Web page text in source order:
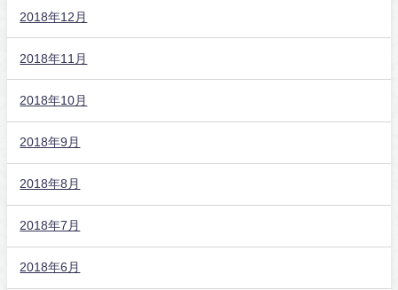
2018年12月
2018年11月
2018年10月
2018年9月
2018年8月
2018年7月
2018年6月